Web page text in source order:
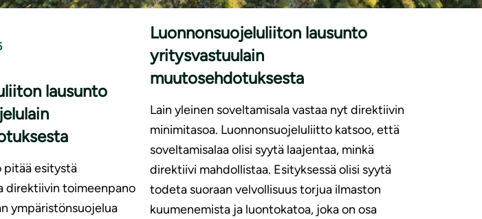
lausunto
esitystä
direktiivin toimeenpano
ympäristönsuojelua
Luonnonsuojeluliiton lausunto
yritysvastuulain
muutosehdotuksesta
Lain yleinen soveltamisala vastaa nyt direktiivin
minimitasoa. Luonnonsuojeluliitto katsoo, että
soveltamisalaa olisi syytä laajentaa, minkä
direktiivi mahdollistaa. Esityksessä olisi syytä
todeta suoraan velvollisuus torjua ilmaston
kuumenemista ja luontokatoa, joka on osa